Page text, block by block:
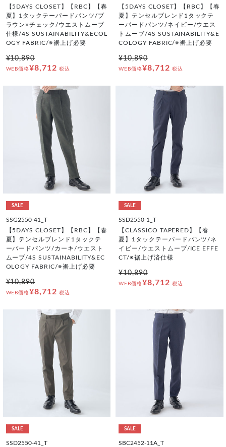
【5DAYS CLOSET】【RBC】【春
夏】1タックテーパードパンツ/ブ
ラウン×チェック/ウエストムーブ
仕様/4S SUSTAINABILITY&ECOL
OGY FABRIC/※裾上げ必要
¥10,890
WEB価格¥8,712 税込
【5DAYS CLOSET】【RBC】【春
夏】テンセルブレンド1タックテ
ーパードパンツ/ネイビー/ウエス
トムーブ/4S SUSTAINABILITY&E
COLOGY FABRIC/※裾上げ必要
¥10,890
WEB価格¥8,712 税込
SALE
SSG2550-41_T
【5DAYS CLOSET】【RBC】【春
夏】テンセルブレンド1タックテ
ーパードパンツ/カーキ/ウエスト
ムーブ/4S SUSTAINABILITY&EC
OLOGY FABRIC/※裾上げ必要
¥10,890
WEB価格¥8,712 税込
SALE
SSD2550-1_T
【CLASSICO TAPERED】【春
夏】1タックテーパードパンツ/ネ
イビー/ウエストムーブ/ICE EFFE
CT/※裾上げ済仕様
¥10,890
WEB価格¥8,712 税込
SALE
SSD2550-41_T
SALE
SBC2452-11A_T